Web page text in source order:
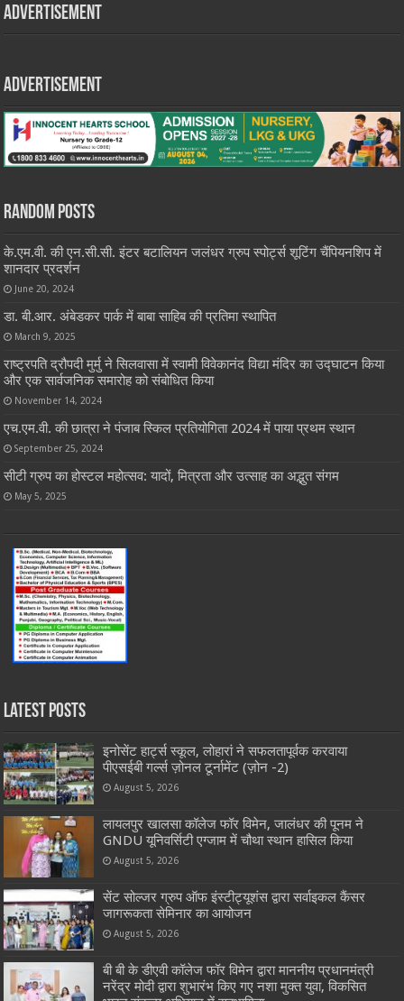
Advertisement
Advertisement
Random Posts
के.एम.वी. की एन.सी.सी. इंटर बटालियन जलंधर ग्रुप स्पोर्ट्स शूटिंग चैंपियनशिप में
शानदार प्रदर्शन
June 20, 2024
डा. बी.आर. अंबेडकर पार्क में बाबा साहिब की प्रतिमा स्थापित
March 9, 2025
राष्ट्रपति द्रौपदी मुर्मु ने सिलवासा में स्वामी विवेकानंद विद्या मंदिर का उद्घाटन किया
और एक सार्वजनिक समारोह को संबोधित किया
November 14, 2024
एच.एम.वी. की छात्रा ने पंजाब स्किल प्रतियोगिता 2024 में पाया प्रथम स्थान
September 25, 2024
सीटी ग्रुप का होस्टल महोत्सव: यादों, मित्रता और उत्साह का अद्भुत संगम
May 5, 2025
Latest Posts
इनोसेंट हार्ट्स स्कूल, लोहारां ने सफलतापूर्वक करवाया
पीएसईबी गर्ल्स ज़ोनल टूर्नामेंट (ज़ोन -2)
August 5, 2026
लायलपुर खालसा कॉलेज फॉर विमेन, जालंधर की पूनम ने
GNDU यूनिवर्सिटी एग्जाम में चौथा स्थान हासिल किया
August 5, 2026
सेंट सोल्जर ग्रुप ऑफ इंस्टीट्यूशंस द्वारा सर्वाइकल कैंसर
जागरूकता सेमिनार का आयोजन
August 5, 2026
बी बी के डीएवी कॉलेज फॉर विमेन द्वारा माननीय प्रधानमंत्री
नरेंद्र मोदी द्वारा शुभारंभ किए गए नशा मुक्त युवा, विकसित